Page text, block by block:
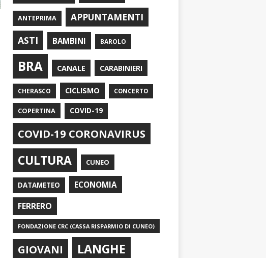
ANTEPRIMA
APPUNTAMENTI
ASTI
BAMBINI BAROLO
BRA CANALE CARABINIERI
CHERASCO CICLISMO CONCERTO
COPERTINA COVID-19
COVID-19 CORONAVIRUS
CULTURA CUNEO
DATAMETEO ECONOMIA
FERRERO
FONDAZIONE CRC (CASSA RISPARMIO DI CUNEO)
GIOVANI LANGHE